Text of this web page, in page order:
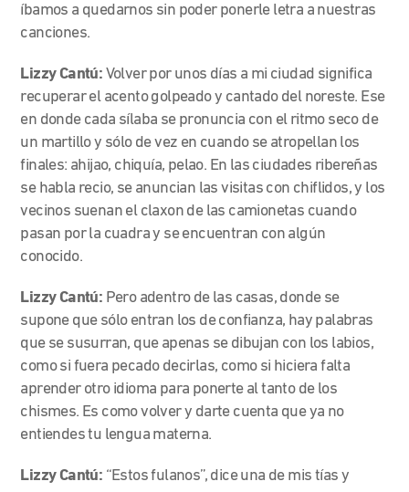
íbamos a quedarnos sin poder ponerle letra a nuestras
canciones.
Lizzy Cantú: Volver por unos días a mi ciudad significa
recuperar el acento golpeado y cantado del noreste. Ese
en donde cada sílaba se pronuncia con el ritmo seco de
un martillo y sólo de vez en cuando se atropellan los
finales: ahijao, chiquía, pelao. En las ciudades ribereñas
se habla recio, se anuncian las visitas con chiflidos, y los
vecinos suenan el claxon de las camionetas cuando
pasan por la cuadra y se encuentran con algún
conocido.
Lizzy Cantú: Pero adentro de las casas, donde se
supone que sólo entran los de confianza, hay palabras
que se susurran, que apenas se dibujan con los labios,
como si fuera pecado decirlas, como si hiciera falta
aprender otro idioma para ponerte al tanto de los
chismes. Es como volver y darte cuenta que ya no
entiendes tu lengua materna.
Lizzy Cantú: “Estos fulanos”, dice una de mis tías y